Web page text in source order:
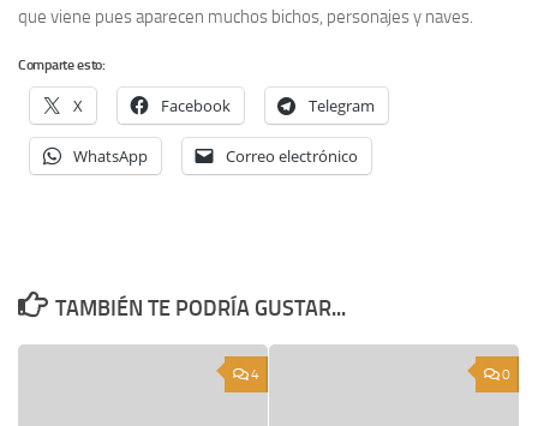
que viene pues aparecen muchos bichos, personajes y naves.
Comparte esto:
X Facebook Telegram
WhatsApp Correo electrónico
TAMBIÉN TE PODRÍA GUSTAR...
4 0